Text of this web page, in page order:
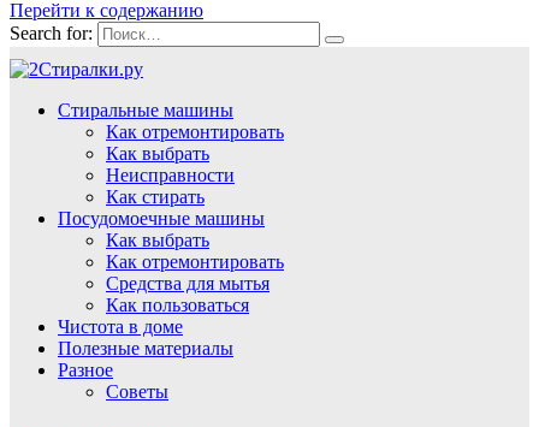
Перейти к содержанию
Search for:
Стиральные машины
Как отремонтировать
Как выбрать
Неисправности
Как стирать
Посудомоечные машины
Как выбрать
Как отремонтировать
Средства для мытья
Как пользоваться
Чистота в доме
Полезные материалы
Разное
Советы